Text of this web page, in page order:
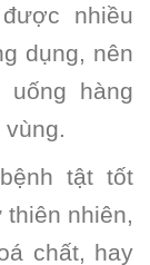
nhiều
dụng, nên
hàng
tật tốt
nhiên,
chất, hay